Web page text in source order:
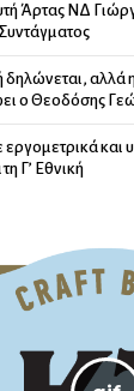
Άρτας ΝΔ
δηλώνεται, αλλά
ο Θεοδόσης
και
Γ’ Εθνική